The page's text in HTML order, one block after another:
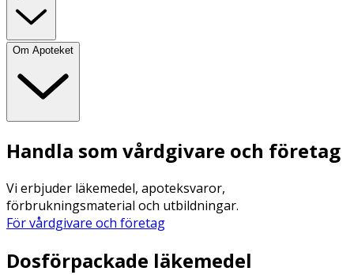
Om Apoteket
Handla som vårdgivare och företag
Vi erbjuder läkemedel, apoteksvaror,
förbrukningsmaterial och utbildningar.
För vårdgivare och företag
Dosförpackade läkemedel